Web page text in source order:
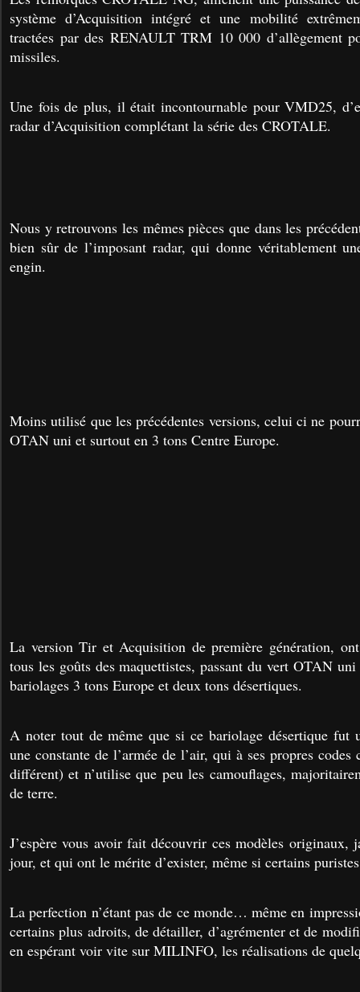
système d’Acquisition intégré et une mobilité
tractées par des RENAULT TRM 10 000 d’allègement
missiles.
Une fois de plus, il était incontournable pour VMD25,
radar d’Acquisition complétant la série des CROTALE.
Nous y retrouvons les mêmes pièces que dans les
bien sûr de l’imposant radar, qui donne véritablement
engin.
Moins utilisé que les précédentes versions, celui ci ne
OTAN uni et surtout en 3 tons Centre Europe.
La version Tir et Acquisition de première génération,
tous les goûts des maquettistes, passant du vert OTAN
bariolages 3 tons Europe et deux tons désertiques.
A noter tout de même que si ce bariolage désertique fut
une constante de l’armée de l’air, qui à ses propres
différent) et n’utilise que peu les camouflages,
de terre.
J’espère vous avoir fait découvrir ces modèles originaux,
jour, et qui ont le mérite d’exister, même si certains
La perfection n’étant pas de ce monde… même en
certains plus adroits, de détailler, d’agrémenter et de
en espérant voir vite sur MILINFO, les réalisations de